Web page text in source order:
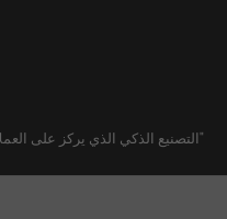
"التصنيع الذكي الذي يركز على